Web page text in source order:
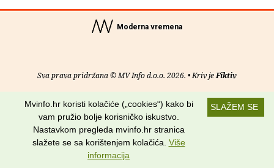
Moderna vremena
Sva prava pridržana © MV Info d.o.o. 2026. • Kriv jeFiktiv
O nama • Pomoć• Uvjeti korištenja• RSS kanali
Potraži nas na:
SLAŽEM SE
Mvinfo.hr koristi kolačiće („cookies“) kako bi
vam pružio bolje korisničko iskustvo.
Nastavkom pregleda mvinfo.hr stranica
slažete se sa korištenjem kolačića. Više
informacija